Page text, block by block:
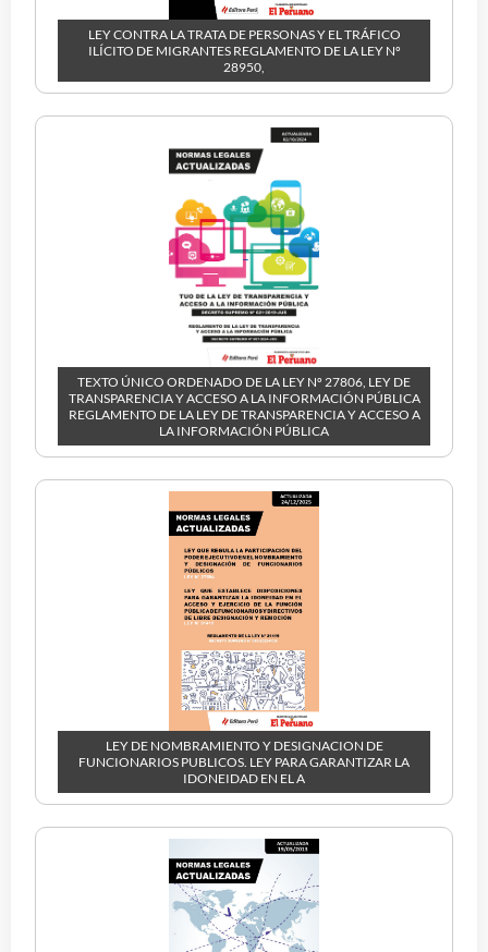
LEY CONTRA LA TRATA DE PERSONAS Y EL TRÁFICO
ILÍCITO DE MIGRANTES REGLAMENTO DE LA LEY Nº
28950,
TEXTO ÚNICO ORDENADO DE LA LEY Nº 27806, LEY DE
TRANSPARENCIA Y ACCESO A LA INFORMACIÓN PÚBLICA
REGLAMENTO DE LA LEY DE TRANSPARENCIA Y ACCESO A
LA INFORMACIÓN PÚBLICA
LEY DE NOMBRAMIENTO Y DESIGNACION DE
FUNCIONARIOS PUBLICOS. LEY PARA GARANTIZAR LA
IDONEIDAD EN EL A